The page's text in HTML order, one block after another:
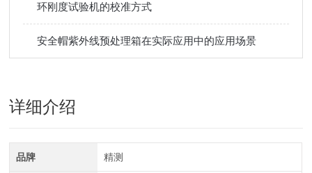
环刚度试验机的校准方式
安全帽紫外线预处理箱在实际应用中的应用场景
详细介绍
品牌 精测